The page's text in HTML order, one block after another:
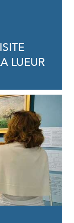
LUEUR